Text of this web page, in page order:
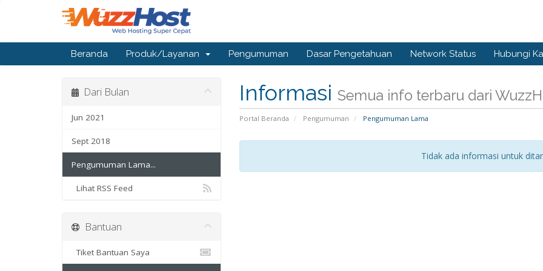
Beranda Produk/Layanan Pengumuman Dasar Pengetahuan Network Status Hubungi
Informasi Semua info terbaru dari
Portal Beranda Pengumuman Pengumuman Lama
Dari Bulan
Jun 2021
Sept 2018
Pengumuman Lama...
Lihat RSS Feed
Tidak ada informasi untuk
Bantuan
Tiket Bantuan Saya